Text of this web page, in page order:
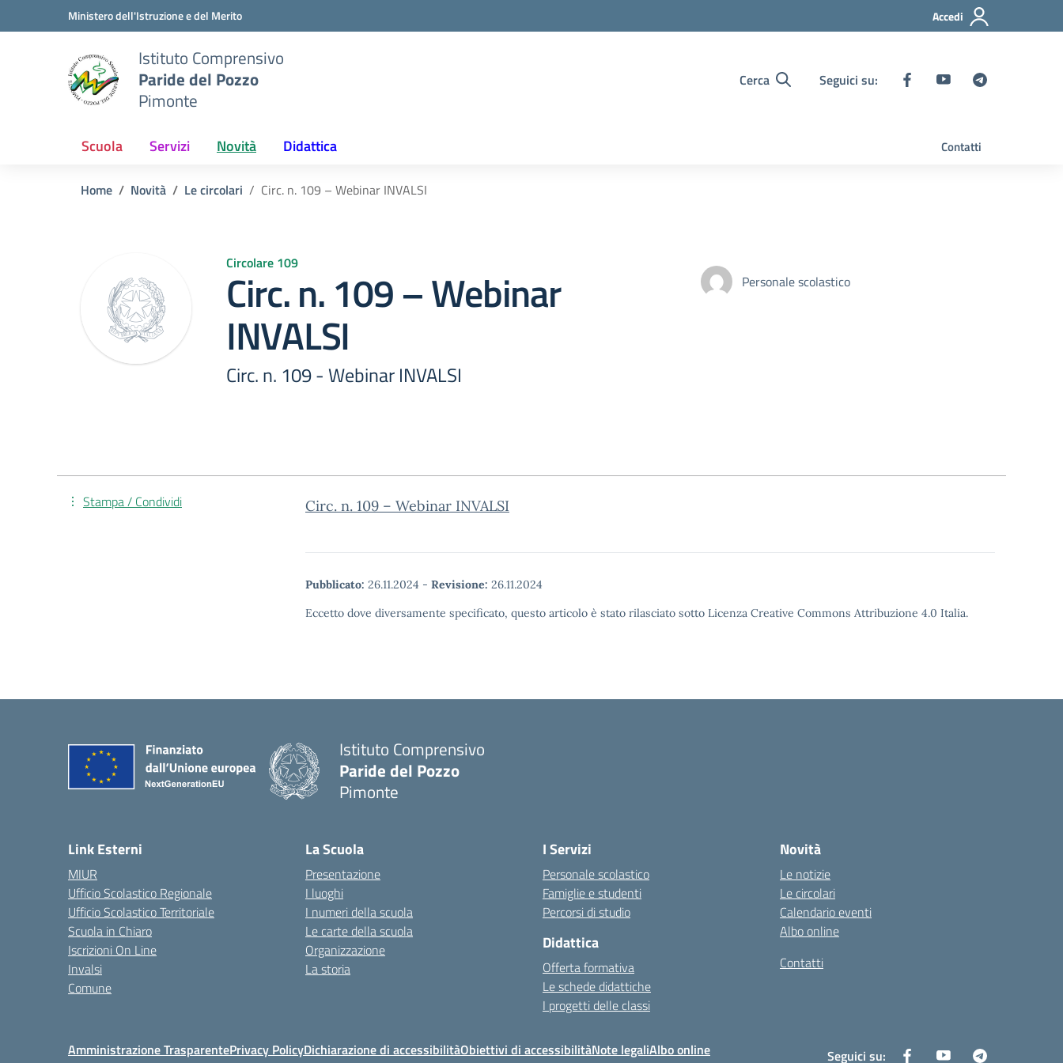
Vai ai contenuti
Vai al menu di navigazioneMinistero dell'Istruzione e del Merito Accedi
Istituto Comprensivo
Paride del Pozzo
Pimonte
Cerca Seguici su:
Scuola Servizi Novità Didattica Contatti
Home Novità Le circolari Circ. n. 109 – Webinar INVALSI
Circolare 109
Circ. n. 109 – Webinar
INVALSI
Circ. n. 109 - Webinar INVALSI
Personale scolastico
Circ. n. 109 – Webinar INVALSI
Pubblicato: 26.11.2024 - Revisione: 26.11.2024
Eccetto dove diversamente specificato, questo articolo è stato rilasciato sotto Licenza Creative Commons Attribuzione 4.0 Italia.
Stampa / Condividi
Istituto Comprensivo
Paride del Pozzo
Pimonte
Link Esterni
MIUR
Ufficio Scolastico Regionale
Ufficio Scolastico Territoriale
Scuola in Chiaro
Iscrizioni On Line
Invalsi
Comune
La Scuola
Presentazione
I luoghi
I numeri della scuola
Le carte della scuola
Organizzazione
La storia
I Servizi
Personale scolastico
Famiglie e studenti
Percorsi di studio
Didattica
Offerta formativa
Le schede didattiche
I progetti delle classi
Novità
Le notizie
Le circolari
Calendario eventi
Albo online
Contatti
Amministrazione TrasparentePrivacy PolicyDichiarazione di accessibilitàObiettivi di accessibilitàNote legaliAlbo online Seguici su: